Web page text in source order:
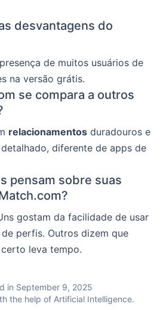
desvantagens do
de muitos usuários de
na versão grátis.
se compara a outros
relacionamentos duradouros e
diferente de apps de
pensam sobre suas
gostam da facilidade de usar
perfis. Outros dizem que
leva tempo.
in September 9, 2025
the help of Artificial Intelligence.